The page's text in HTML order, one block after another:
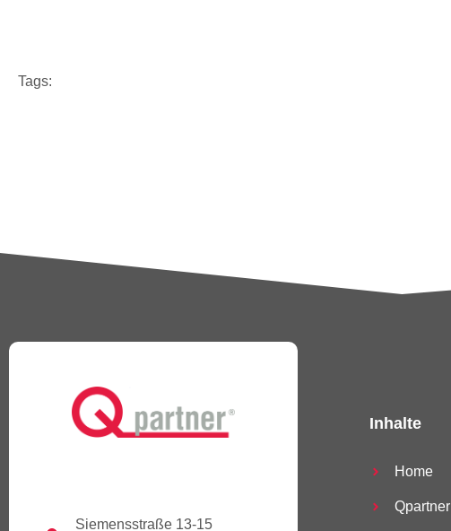
Tags:
Siemensstraße 13-15
Inhalte
Home
Qpartner